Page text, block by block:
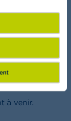
à venir.